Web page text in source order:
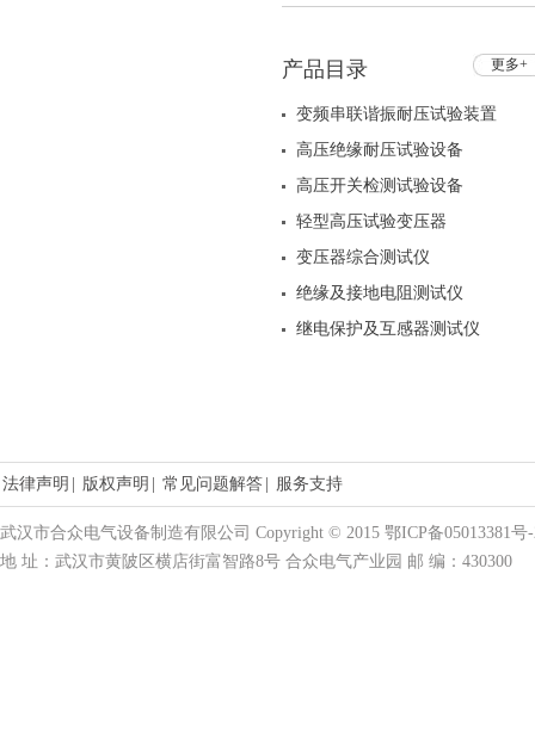
更多+
产品目录
变频串联谐振耐压试验装置
高压绝缘耐压试验设备
高压开关检测试验设备
轻型高压试验变压器
变压器综合测试仪
绝缘及接地电阻测试仪
继电保护及互感器测试仪
法律声明 版权声明 常见问题解答 服务支持
武汉市合众电气设备制造有限公司 Copyright © 2015 鄂ICP备05013381号
地 址：武汉市黄陂区横店街富智路8号 合众电气产业园 邮 编：430300